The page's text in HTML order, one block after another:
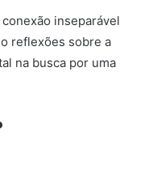
inseparável
reflexões sobre a
na busca por uma